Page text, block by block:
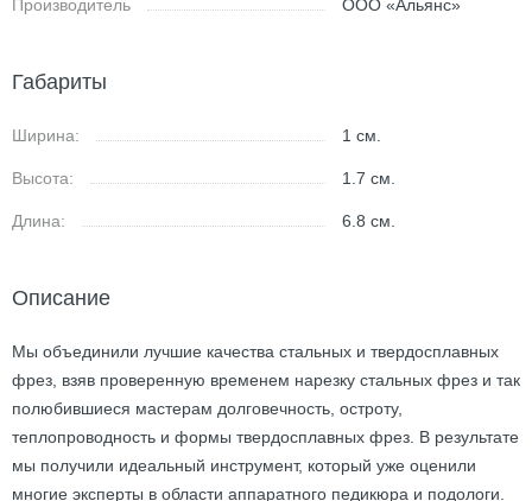
Производитель ООО «Альянс»
Габариты
Ширина: 1см.
Высота: 1.7см.
Длина: 6.8см.
Описание
Мы объединили лучшие качества стальных и твердосплавных
фрез, взяв проверенную временем нарезку стальных фрез и так
полюбившиеся мастерам долговечность, остроту,
теплопроводность и формы твердосплавных фрез. В результате
мы получили идеальный инструмент, который уже оценили
многие эксперты в области аппаратного педикюра и подологи.